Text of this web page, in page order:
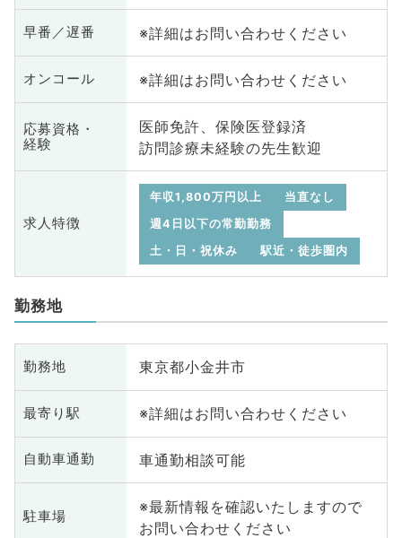
早番／遅番 ※詳細はお問い合わせください
オンコール ※詳細はお問い合わせください
応募資格・
経験
医師免許、保険医登録済
訪問診療未経験の先生歓迎
求人特徴
年収1,800万円以上
当直なし
週4日以下の常勤勤務
土・日・祝休み
駅近・徒歩圏内
勤務地
勤務地 東京都小金井市
最寄り駅 ※詳細はお問い合わせください
自動車通勤 車通勤相談可能
駐車場
※最新情報を確認いたしますので
お問い合わせください